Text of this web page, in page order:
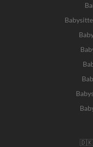
🇩🇰